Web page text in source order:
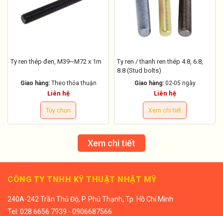
Ty ren thép đen, M39~M72 x 1m
Giao hàng: Theo thỏa thuận
Liên hệ
Tùy chọn
Ty ren / thanh ren thép 4.8, 6.8,
8.8 (Stud bolts)
Giao hàng: 02-05 ngày
Liên hệ
Xem chi tiết
Xem chi tiết
CÔNG TY TNHH KỸ THUẬT NHẬT MỸ
240A-242 Trần Thủ Độ, P. Phú Thạnh, Tp. Hồ Chí Minh
Tel: 028 6656 7939 - 0906687566